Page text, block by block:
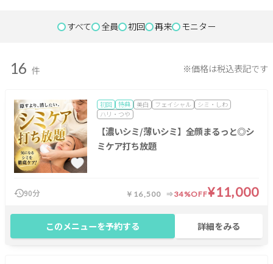
掲載店様ログインすべて 全員 初回 再来 モニター
16 件 ※価格は税込表記です
初回 特典 美白 フェイシャル
シミ・しわ
ハリ・つや
【濃いシミ/薄いシミ】全顔まるっと◎シ
ミケア打ち放題
90分 ￥16,500 34%OFF¥11,000
このメニューを予約する 詳細をみる